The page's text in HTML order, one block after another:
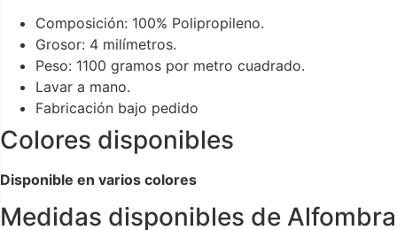
Composición: 100% Polipropileno.
Grosor: 4 milímetros.
Peso: 1100 gramos por metro cuadrado.
Lavar a mano.
Fabricación bajo pedido
Colores disponibles
Disponible en varios colores
Medidas disponibles de Alfombra